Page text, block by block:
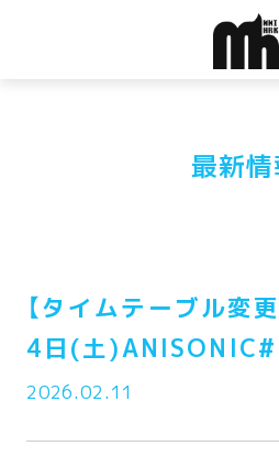
最新情
【タイムテーブル変
4日(土
2026.02.11